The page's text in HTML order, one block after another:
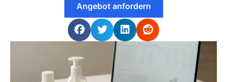
Angebot anfordern